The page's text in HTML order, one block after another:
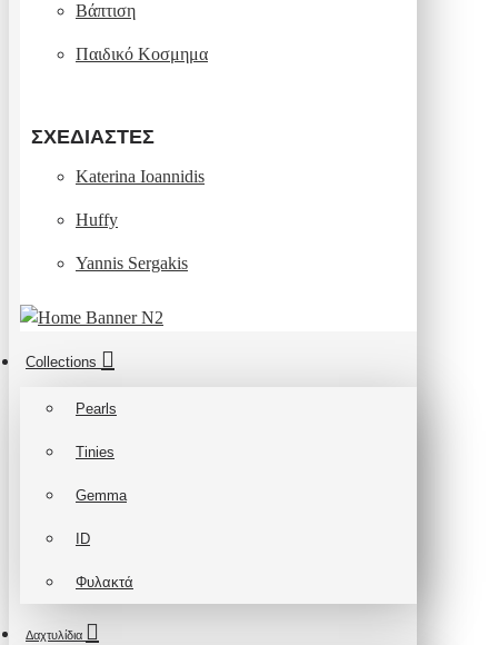
Βάπτιση
Παιδικό Κοσμημα
ΣΧΕΔΙΑΣΤΈΣ
Katerina Ioannidis
Huffy
Yannis Sergakis
Collections
Pearls
Tinies
Gemma
ID
Φυλακτά
Δαχτυλίδια